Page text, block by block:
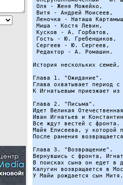
Оля - Женя Можейко,
Витя - Андрей Моисеев,
Леночка - Наташа
Миша - Костя Левин,
Кусков - А. Горбатов,
Гость - Ю. Гребенщиков,
Сергеев - Ю. Сергеев,
Редактор - А. Ромашин.
История нескольких
Глава 1. "Ожидание".
Глава охватывает период
К Игнатьевым приезжает
Глава 2. "Письма".
Идет Великая
Иван Игнатьев и
Все ждут вестей с фронта.
Майя Елисеева, у которой
После ранения
Глава 3. "Возвращение".
Вернувшись с фронта,
В поисках сына он едет в
Калугин возвращается в
У Майи рождается сын Митя.